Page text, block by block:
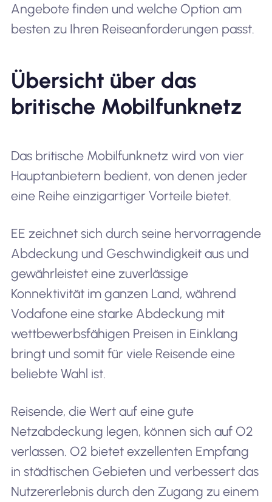
Angebote finden und welche Option am
besten zu Ihren Reiseanforderungen passt.
Übersicht über das
britische Mobilfunknetz
Das britische Mobilfunknetz wird von vier
Hauptanbietern bedient, von denen jeder
eine Reihe einzigartiger Vorteile bietet.
EE zeichnet sich durch seine hervorragende
Abdeckung und Geschwindigkeit aus und
gewährleistet eine zuverlässige
Konnektivität im ganzen Land, während
Vodafone eine starke Abdeckung mit
wettbewerbsfähigen Preisen in Einklang
bringt und somit für viele Reisende eine
beliebte Wahl ist.
Reisende, die Wert auf eine gute
Netzabdeckung legen, können sich auf O2
verlassen. O2 bietet exzellenten Empfang
in städtischen Gebieten und verbessert das
Nutzererlebnis durch den Zugang zu einem